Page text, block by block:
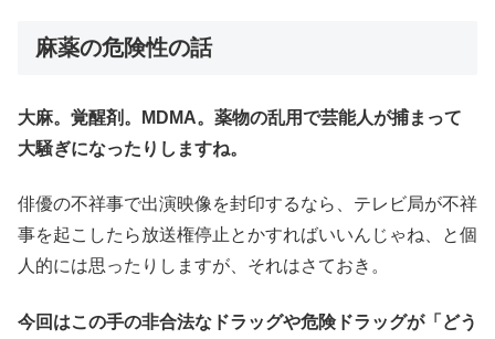
麻薬の危険性の話
大麻。覚醒剤。MDMA。薬物の乱用で芸能人が捕まって
大騒ぎになったりしますね。
俳優の不祥事で出演映像を封印するなら、テレビ局が不祥
事を起こしたら放送権停止とかすればいいんじゃね、と個
人的には思ったりしますが、それはさておき。
今回はこの手の非合法なドラッグや危険ドラッグが「どう